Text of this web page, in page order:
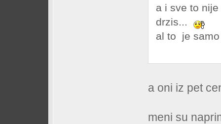
a i sve to
drzis...
al to je
a oni iz pet
meni su